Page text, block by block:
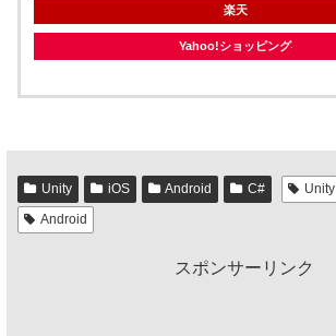
楽天
Yahoo!ショッピング
Unity iOS Android C# Unity
Android
スポンサーリンク